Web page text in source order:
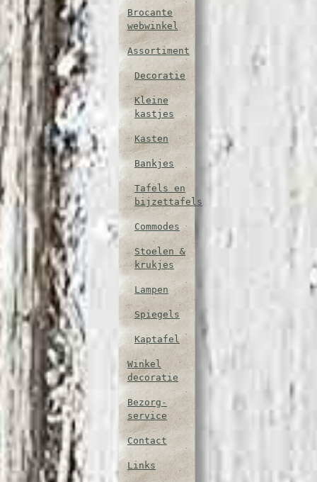
Brocante
webwinkel
Assortiment
Decoratie
Kleine
kastjes
Kasten
Bankjes
Tafels en
bijzettafels
Commodes
Stoelen &
krukjes
Lampen
Spiegels
Kaptafel
Winkel
decoratie
Bezorg-
service
Contact
Links